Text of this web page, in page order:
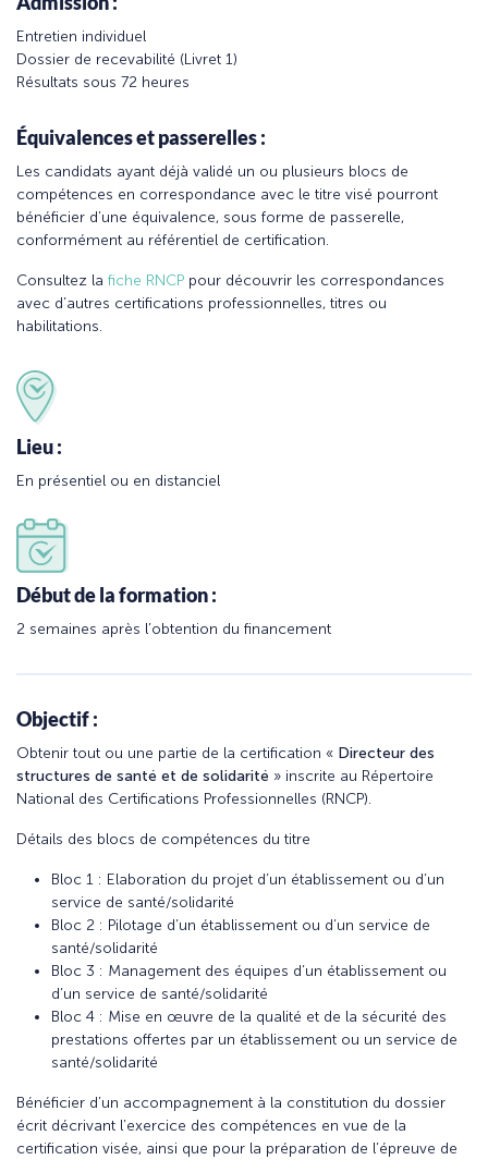
Entretien individuel
Dossier de recevabilité (Livret 1)
Résultats sous 72 heures
Équivalences et passerelles :
Les candidats ayant déjà validé un ou plusieurs blocs de
compétences en correspondance avec le titre visé pourront
bénéficier d’une équivalence, sous forme de passerelle,
conformément au référentiel de certification.
Consultez la fiche RNCP pour découvrir les correspondances
avec d’autres certifications professionnelles, titres ou
habilitations.
Lieu :
En présentiel ou en distanciel
Début de la formation :
2 semaines après l’obtention du financement
Objectif :
Obtenir tout ou une partie de la certification « Directeur des
structures de santé et de solidarité » inscrite au Répertoire
National des Certifications Professionnelles (RNCP).
Détails des blocs de compétences du titre
Bloc 1 : Elaboration du projet d’un établissement ou d’un
service de santé/solidarité
Bloc 2 : Pilotage d’un établissement ou d’un service de
santé/solidarité
Bloc 3 : Management des équipes d’un établissement ou
d’un service de santé/solidarité
Bloc 4 : Mise en œuvre de la qualité et de la sécurité des
prestations offertes par un établissement ou un service de
santé/solidarité
Bénéficier d’un accompagnement à la constitution du dossier
écrit décrivant l’exercice des compétences en vue de la
certification visée, ainsi que pour la préparation de l’épreuve de